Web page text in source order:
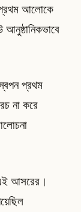
প্রথম আলোকে
আনুষ্ঠানিকভাবে
প্রথম
না করে
আসরের।